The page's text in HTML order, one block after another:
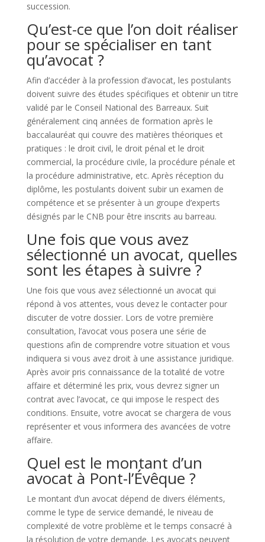
succession.
Qu’est-ce que l’on doit réaliser
pour se spécialiser en tant
qu’avocat ?
Afin d’accéder à la profession d’avocat, les postulants
doivent suivre des études spécifiques et obtenir un titre
validé par le Conseil National des Barreaux. Suit
généralement cinq années de formation après le
baccalauréat qui couvre des matières théoriques et
pratiques : le droit civil, le droit pénal et le droit
commercial, la procédure civile, la procédure pénale et
la procédure administrative, etc. Après réception du
diplôme, les postulants doivent subir un examen de
compétence et se présenter à un groupe d’experts
désignés par le CNB pour être inscrits au barreau.
Une fois que vous avez
sélectionné un avocat, quelles
sont les étapes à suivre ?
Une fois que vous avez sélectionné un avocat qui
répond à vos attentes, vous devez le contacter pour
discuter de votre dossier. Lors de votre première
consultation, l’avocat vous posera une série de
questions afin de comprendre votre situation et vous
indiquera si vous avez droit à une assistance juridique.
Après avoir pris connaissance de la totalité de votre
affaire et déterminé les prix, vous devrez signer un
contrat avec l’avocat, ce qui impose le respect des
conditions. Ensuite, votre avocat se chargera de vous
représenter et vous informera des avancées de votre
affaire.
Quel est le montant d’un
avocat à Pont-l’Évêque ?
Le montant d’un avocat dépend de divers éléments,
comme le type de service demandé, le niveau de
complexité de votre problème et le temps consacré à
la résolution de votre demande. Les avocats peuvent